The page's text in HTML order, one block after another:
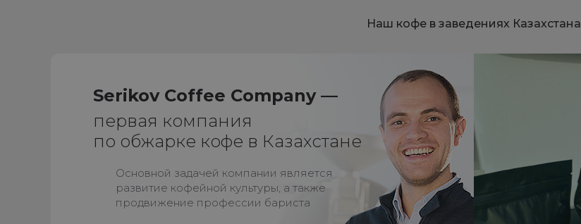
Наш кофе в заведениях Казахстана
Serikov Coffee Company —
первая компания
по обжарке кофе в Казахстане
Основной задачей компании является
развитие кофейной культуры, а также
продвижение профессии бариста